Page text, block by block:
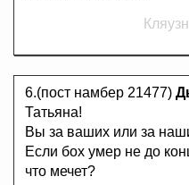
6.(пост намбер 21477)
Татьяна!
Вы за ваших или за
Если бох умер не до
что мечет?